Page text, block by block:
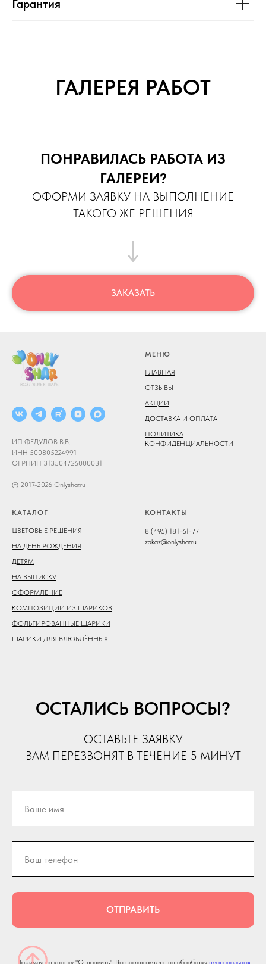
Гарантия
ГАЛЕРЕЯ РАБОТ
ПОНРАВИЛАСЬ РАБОТА ИЗ
ГАЛЕРЕИ?
ОФОРМИ ЗАЯВКУ НА ВЫПОЛНЕНИЕ
ТАКОГО ЖЕ РЕШЕНИЯ
ЗАКАЗАТЬ
ИП ФЕДУЛОВ В.В.
ИНН 500805224991
ОГРНИП 313504726000031
© 2017-2026 Onlyshar.ru
МЕНЮ
ГЛАВНАЯ
ОТЗЫВЫ
АКЦИИ
ДОСТАВКА И ОПЛАТА
ПОЛИТИКА
КОНФИДЕНЦИАЛЬНОСТИ
КАТАЛОГ
ЦВЕТОВЫЕ РЕШЕНИЯ
НА ДЕНЬ РОЖДЕНИЯ
ДЕТЯМ
НА ВЫПИСКУ
ОФОРМЛЕНИЕ
КОМПОЗИЦИИ ИЗ ШАРИКОВ
ФОЛЬГИРОВАННЫЕ ШАРИКИ
ШАРИКИ ДЛЯ ВЛЮБЛЁННЫХ
КОНТАКТЫ
8 (495) 181-61-77
zakaz@onlyshar.ru
ОСТАЛИСЬ ВОПРОСЫ?
ОСТАВЬТЕ ЗАЯВКУ
ВАМ ПЕРЕЗВОНЯТ В ТЕЧЕНИЕ 5 МИНУТ
ОТПРАВИТЬ
Нажимая на кнопку "Отправить", Вы соглашаетесь на обработку персональных